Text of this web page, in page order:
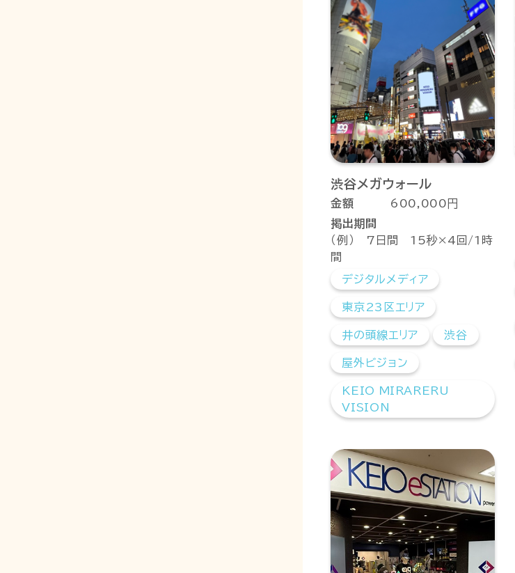
渋谷メガウォール
金額
600,000円
掲出期間
（例） 7日間 15秒×4回/1時
間
デジタルメディア
東京23区エリア
井の頭線エリア 渋谷
屋外ビジョン
KEIO MIRARERU
VISION